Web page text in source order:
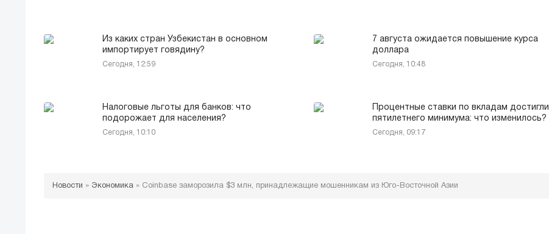
Из каких стран Узбекистан в основном
импортирует говядину?
Сегодня, 12:59
7 августа ожидается повышение курса
доллара
Сегодня, 10:48
Налоговые льготы для банков: что
подорожает для населения?
Сегодня, 10:10
Процентные ставки по вкладам достигли
пятилетнего минимума: что изменилось?
Сегодня, 09:17
Новости » Экономика » Coinbase заморозила $3 млн, принадлежащие мошенникам из Юго-Восточной Азии